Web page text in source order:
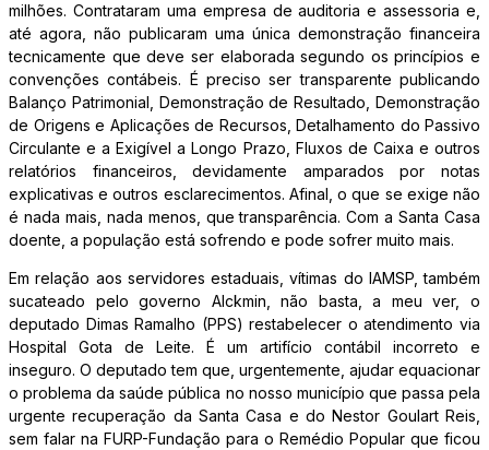
milhões. Contrataram uma empresa de auditoria e assessoria e,
até agora, não publicaram uma única demonstração financeira
tecnicamente que deve ser elaborada segundo os princípios e
convenções contábeis. É preciso ser transparente publicando
Balanço Patrimonial, Demonstração de Resultado, Demonstração
de Origens e Aplicações de Recursos, Detalhamento do Passivo
Circulante e a Exigível a Longo Prazo, Fluxos de Caixa e outros
relatórios financeiros, devidamente amparados por notas
explicativas e outros esclarecimentos. Afinal, o que se exige não
é nada mais, nada menos, que transparência. Com a Santa Casa
doente, a população está sofrendo e pode sofrer muito mais.
Em relação aos servidores estaduais, vítimas do IAMSP, também
sucateado pelo governo Alckmin, não basta, a meu ver, o
deputado Dimas Ramalho (PPS) restabelecer o atendimento via
Hospital Gota de Leite. É um artifício contábil incorreto e
inseguro. O deputado tem que, urgentemente, ajudar equacionar
o problema da saúde pública no nosso município que passa pela
urgente recuperação da Santa Casa e do Nestor Goulart Reis,
sem falar na FURP-Fundação para o Remédio Popular que ficou